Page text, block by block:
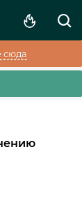
сюда